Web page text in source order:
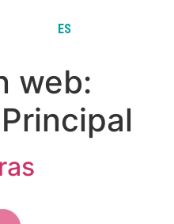
ES
EN
web: